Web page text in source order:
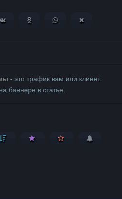
в Telegram
Поделиться ВКонтакте
Поделиться вПоделиться в
- это трафик вам или клиент.
баннере в статье.